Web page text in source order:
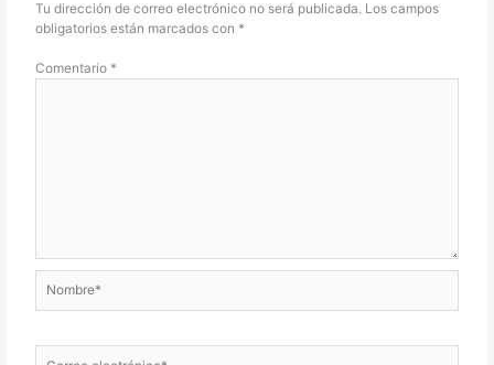
Tu dirección de correo electrónico no será publicada. Los campos
obligatorios están marcados con *
Comentario *